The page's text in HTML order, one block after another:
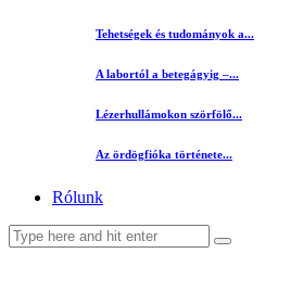
Tehetségek és tudományok a...
A labortól a betegágyig –...
Lézerhullámokon szörfölő...
Az ördögfióka története...
Rólunk